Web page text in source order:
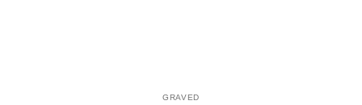
GRAVED